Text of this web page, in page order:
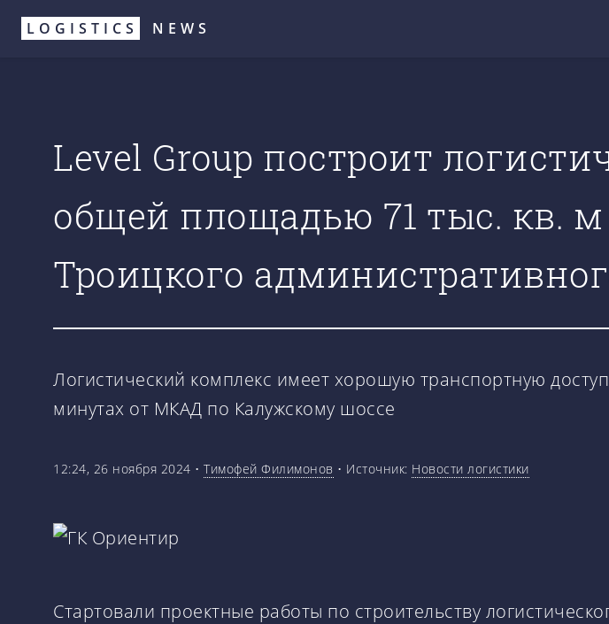
Перейти
LOGISTICS NEWS
Level Group построит
общей площадью 71 тыс. кв. м
Троицкого
Логистический комплекс имеет хорошую транспортную
минутах от МКАД по Калужскому шоссе
12:24, 26 ноября 2024 • Тимофей Филимонов • Источник: Новости логистики
Стартовали проектные работы по строительству